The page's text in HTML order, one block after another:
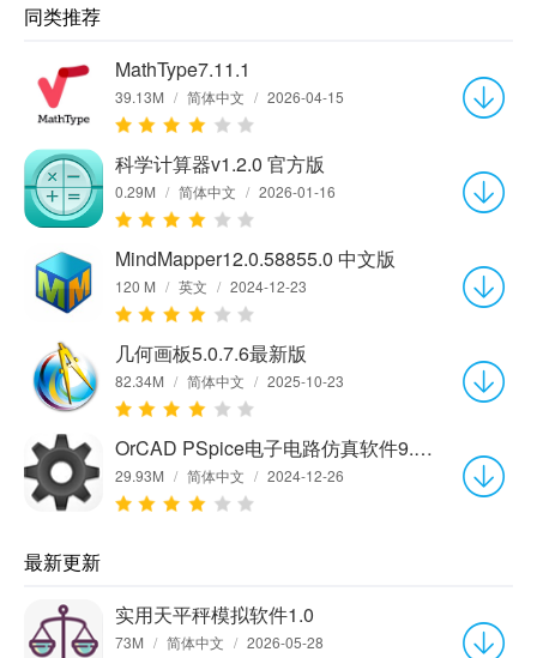
同类推荐
MathType7.11.1
39.13M / 简体中文 / 2026-04-15
科学计算器v1.2.0 官方版
0.29M / 简体中文 / 2026-01-16
MindMapper12.0.58855.0 中文版
120 M / 英文 / 2024-12-23
几何画板5.0.7.6最新版
82.34M / 简体中文 / 2025-10-23
OrCAD PSpice电子电路仿真软件9.1 中文版
29.93M / 简体中文 / 2024-12-26
最新更新
实用天平秤模拟软件1.0
73M / 简体中文 / 2026-05-28